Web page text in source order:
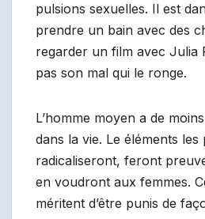
pulsions sexuelles. Il est
prendre un bain avec des
regarder un film avec Julia
pas son mal qui le ronge.
L’homme moyen a de
dans la vie. Le éléments
radicaliseront, feront
en voudront aux femmes.
méritent d’être punis de